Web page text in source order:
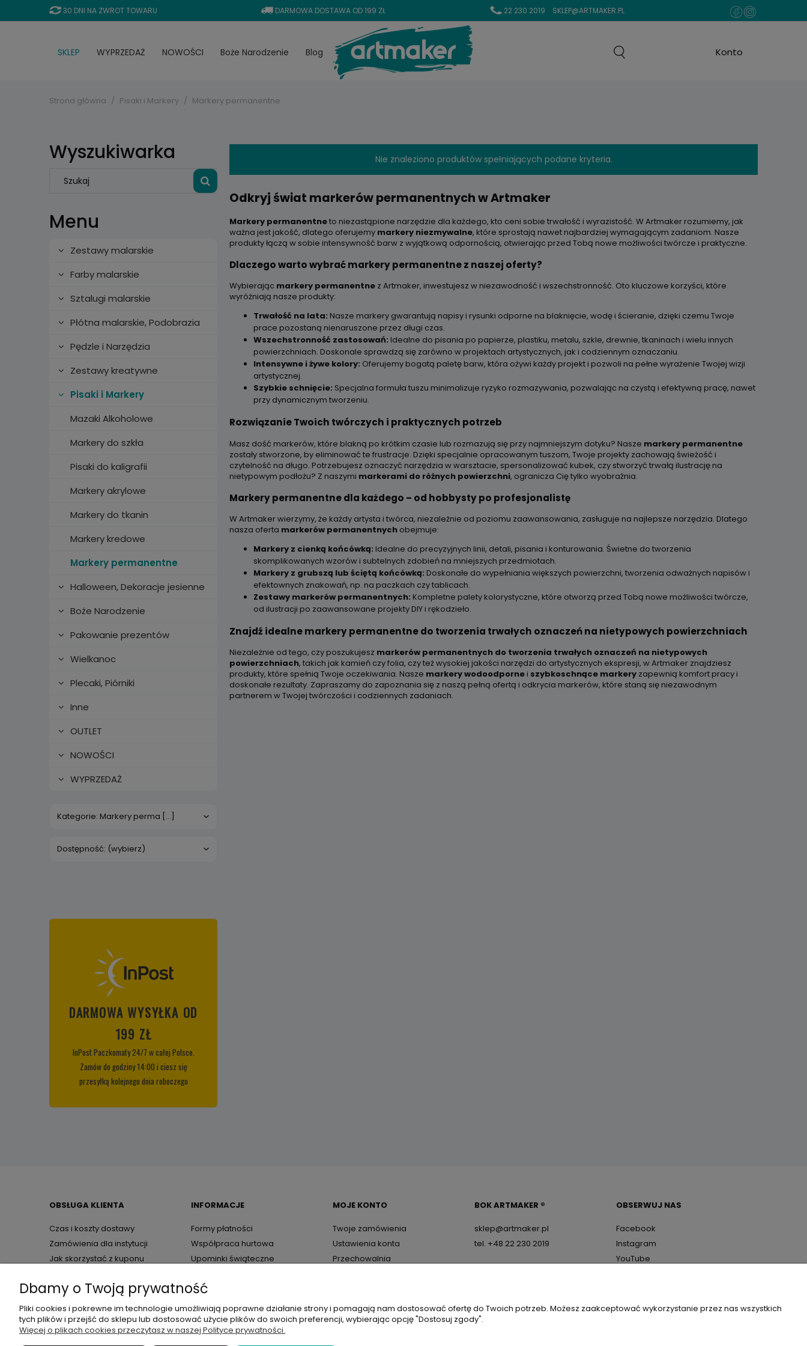
30 DNI NA ZWROT TOWARU DARMOWA DOSTAWA OD 199 ZŁ 22 230 2019 SKLEP@ARTMAKER.PL
SKLEP WYPRZEDAŻ NOWOŚCI Boże Narodzenie Blog
Strona główna Pisaki i Markery Markery permanentne
Wyszukiwarka
Menu
Zestawy malarskie
Farby malarskie
Sztalugi malarskie
Płótna malarskie, Podobrazia
Pędzle i Narzędzia
Zestawy kreatywne
Pisaki i Markery
Mazaki Alkoholowe
Markery do szkła
Pisaki do kaligrafii
Markery akrylowe
Markery do tkanin
Markery kredowe
Markery permanentne
Halloween, Dekoracje jesienne
Boże Narodzenie
Pakowanie prezentów
Wielkanoc
Plecaki, Piórniki
Inne
OUTLET
NOWOŚCI
WYPRZEDAŻ
Kategorie: Markery perma [...]
Dostępność: (wybierz)
DARMOWA WYSYŁKA OD
199 ZŁ
InPost Paczkomaty 24/7 w całej Polsce.
Zamów do godziny 14:00 i ciesz się
przesyłką kolejnego dnia roboczego
Nie znaleziono produktów spełniających podane kryteria.
Odkryj świat markerów permanentnych w Artmaker
Markery permanentneto niezastąpione narzędzie dla każdego, kto ceni sobie trwałość i wyrazistość. W Artmaker rozumiemy, jak
ważna jest jakość, dlatego oferujemy markery niezmywalne, które sprostają nawet najbardziej wymagającym zadaniom. Nasze
produkty łączą w sobie intensywność barw z wyjątkową odpornością, otwierając przed Tobą nowe możliwości twórcze i praktyczne.
Dlaczego warto wybrać markery permanentne z naszej oferty?
Wybierając markery permanentne z Artmaker, inwestujesz w niezawodność i wszechstronność. Oto kluczowe korzyści, które
wyróżniają nasze produkty:
Trwałość na lata: Nasze markery gwarantują napisy i rysunki odporne na blaknięcie, wodę i ścieranie, dzięki czemu Twoje
prace pozostaną nienaruszone przez długi czas.
Wszechstronność zastosowań: Idealne do pisania po papierze, plastiku, metalu, szkle, drewnie, tkaninach i wielu innych
powierzchniach. Doskonale sprawdzą się zarówno w projektach artystycznych, jak i codziennym oznaczaniu.
Intensywne i żywe kolory: Oferujemy bogatą paletę barw, która ożywi każdy projekt i pozwoli na pełne wyrażenie Twojej wizji
artystycznej.
Szybkie schnięcie: Specjalna formuła tuszu minimalizuje ryzyko rozmazywania, pozwalając na czystą i efektywną pracę, nawet
przy dynamicznym tworzeniu.
Rozwiązanie Twoich twórczych i praktycznych potrzeb
Masz dość markerów, które blakną po krótkim czasie lub rozmazują się przy najmniejszym dotyku? Nasze markery permanentne
zostały stworzone, by eliminować te frustracje. Dzięki specjalnie opracowanym tuszom, Twoje projekty zachowają świeżość i
czytelność na długo. Potrzebujesz oznaczyć narzędzia w warsztacie, spersonalizować kubek, czy stworzyć trwałą ilustrację na
nietypowym podłożu? Z naszymi markerami do różnych powierzchni, ogranicza Cię tylko wyobraźnia.
Markery permanentne dla każdego – od hobbysty po profesjonalistę
W Artmaker wierzymy, że każdy artysta i twórca, niezależnie od poziomu zaawansowania, zasługuje na najlepsze narzędzia. Dlatego
nasza oferta markerów permanentnych obejmuje:
Markery z cienką końcówką: Idealne do precyzyjnych linii, detali, pisania i konturowania. Świetne do tworzenia
skomplikowanych wzorów i subtelnych zdobień na mniejszych przedmiotach.
Markery z grubszą lub ściętą końcówką: Doskonałe do wypełniania większych powierzchni, tworzenia odważnych napisów i
efektownych znakowań, np. na paczkach czy tablicach.
Zestawy markerów permanentnych: Kompletne palety kolorystyczne, które otworzą przed Tobą nowe możliwości twórcze,
od ilustracji po zaawansowane projekty DIY i rękodzieło.
Znajdź idealne markery permanentne do tworzenia trwałych oznaczeń na nietypowych powierzchniach
Niezależnie od tego, czy poszukujesz markerów permanentnych do tworzenia trwałych oznaczeń na nietypowych
powierzchniach, takich jak kamień czy folia, czy też wysokiej jakości narzędzi do artystycznych ekspresji, w Artmaker znajdziesz
produkty, które spełnią Twoje oczekiwania. Nasze markery wodoodporne i szybkoschnące markery zapewnią komfort pracy i
doskonałe rezultaty. Zapraszamy do zapoznania się z naszą pełną ofertą i odkrycia markerów, które staną się niezawodnym
partnerem w Twojej twórczości i codziennych zadaniach.
OBSŁUGA KLIENTA
Czas i koszty dostawy
Zamówienia dla instytucji
Jak skorzystać z kuponu
Czas realizacji zamówienia
INFORMACJE
Formy płatności
Współpraca hurtowa
Upominki świąteczne
O firmie
Regulamin
Polityka prywatności
MOJE KONTO
Twoje zamówienia
Ustawienia konta
Przechowalnia
BOK ARTMAKER ®
sklep@artmaker.pl
tel. +48 22 230 2019
OBSERWUJ NAS
Facebook
Instagram
YouTube
Dbamy o Twoją prywatność
Pliki cookies i pokrewne im technologie umożliwiają poprawne działanie strony i pomagają nam dostosować ofertę do Twoich potrzeb. Możesz zaakceptować wykorzystanie przez nas wszystkich
tych plików i przejść do sklepu lub dostosować użycie plików do swoich preferencji, wybierając opcję "Dostosuj zgody".
Więcej o plikach cookies przeczytasz w naszej Polityce prywatności.